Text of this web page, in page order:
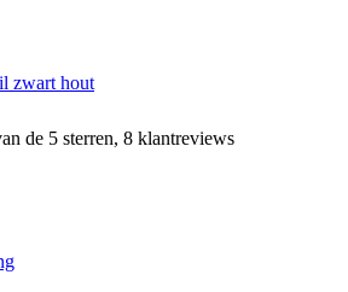
zwart hout
de 5 sterren, 8 klantreviews